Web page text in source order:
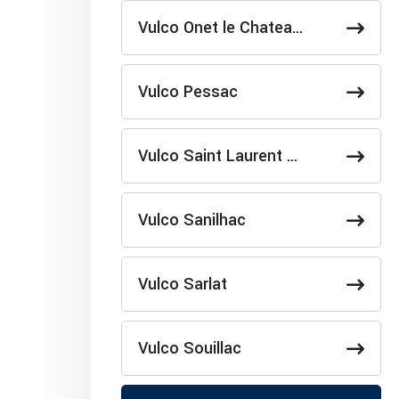
Vulco Onet le Chatea…
Vulco Pessac
Vulco Saint Laurent …
Vulco Sanilhac
Vulco Sarlat
Vulco Souillac